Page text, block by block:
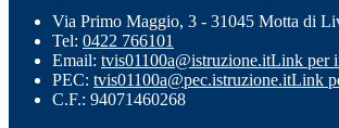
Via Primo Maggio, 3 - 31045 Motta di
Tel: 0422 766101
Email: tvis01100a@istruzione.itLink per
PEC: tvis01100a@pec.istruzione.itLink
C.F.: 94071460268